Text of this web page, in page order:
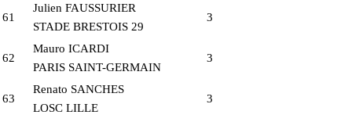
61
Julien FAUSSURIER
STADE BRESTOIS 29
3
62
Mauro ICARDI
PARIS SAINT-GERMAIN
3
63
Renato SANCHES
LOSC LILLE
3